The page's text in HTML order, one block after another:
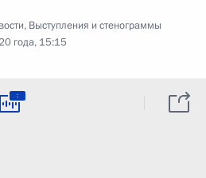
, Выступления и стенограммы
года, 15:15
: